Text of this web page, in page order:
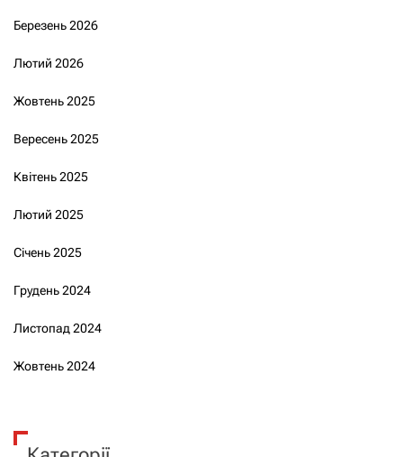
Березень 2026
Лютий 2026
Жовтень 2025
Вересень 2025
Квітень 2025
Лютий 2025
Січень 2025
Грудень 2024
Листопад 2024
Жовтень 2024